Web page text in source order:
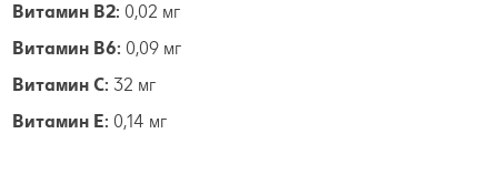
Витамин B2: 0,02 мг
Витамин B6: 0,09 мг
Витамин С: 32 мг
Витамин E: 0,14 мг